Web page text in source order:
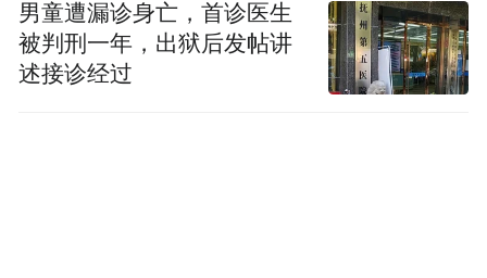
男童遭漏诊身亡，首诊医生
被判刑一年，出狱后发帖讲
述接诊经过